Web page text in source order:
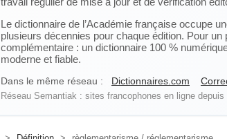
Le dictionnaire de l’Académie française occupe
plusieurs décennies pour chaque édition. Pour
complémentaire : un dictionnaire 100 %
moderne et fiable.
Dans le même réseau : Dictionnaires.com
Réseau Semantiak : sites francophones en ligne